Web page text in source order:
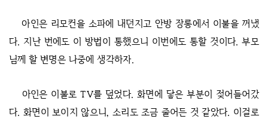
아인은 리모컨을 소파에 내던지고 안방 장롱에서 이불을 꺼냈
다. 지난 번에도 이 방법이 통했으니 이번에도 통할 것이다. 부모
님께 할 변명은 나중에 생각하자.
아인은 이불로 TV를 덮었다. 화면에 닿은 부분이 젖어들어갔
다. 화면이 보이지 않으니, 소리도 조금 줄어든 것 같았다. 이걸로